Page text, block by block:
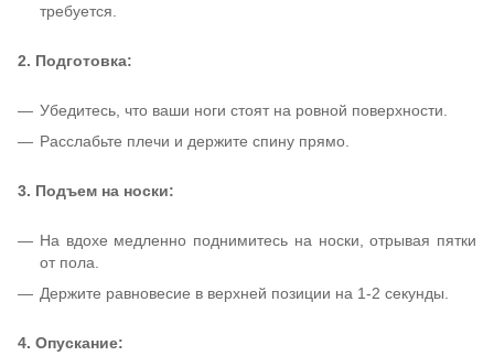
требуется.
2. Подготовка:
Убедитесь, что ваши ноги стоят на ровной поверхности.
Расслабьте плечи и держите спину прямо.
3. Подъем на носки:
На вдохе медленно поднимитесь на носки, отрывая пятки
от пола.
Держите равновесие в верхней позиции на 1-2 секунды.
4. Опускание: